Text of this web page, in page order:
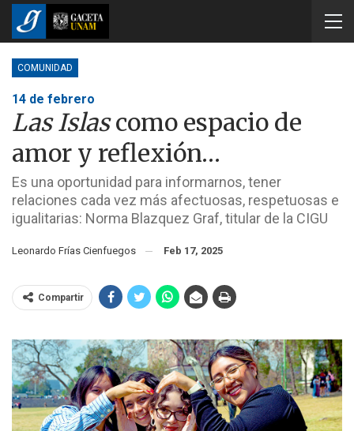
COMUNIDAD
14 de febrero
Las Islascomo espacio de
amor y reflexión…
Es una oportunidad para informarnos, tener
relaciones cada vez más afectuosas, respetuosas e
igualitarias: Norma Blazquez Graf, titular de la CIGU
Leonardo Frías Cienfuegos Feb 17, 2025
Compartir